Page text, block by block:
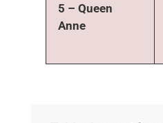
5 – Queen
Anne